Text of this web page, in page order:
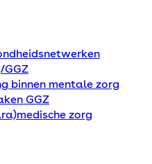
GGZ
binnen mentale zorg
GGZ
zorg